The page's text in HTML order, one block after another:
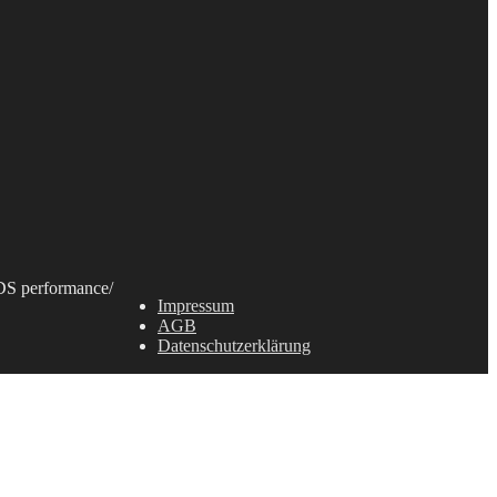
performance/
Impressum
AGB
Datenschutzerklärung